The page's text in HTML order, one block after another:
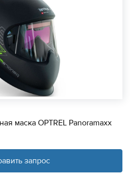
маска OPTREL Panoramaxx
запрос